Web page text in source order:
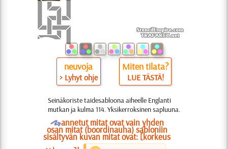
neuvoja
> Lyhyt ohje
Miten tilata?
LUE TÄSTÄ!
Seinäkoriste taidesabloona aiheelle Englanti
mutkan ja kulma 114. Yksikerroksinen sapluuna.
Oannetut mitat ovat vain yhden
osan mitat (boordinauha) sabloniin
sisältyvän kuvan mitat ovat: [korkeus